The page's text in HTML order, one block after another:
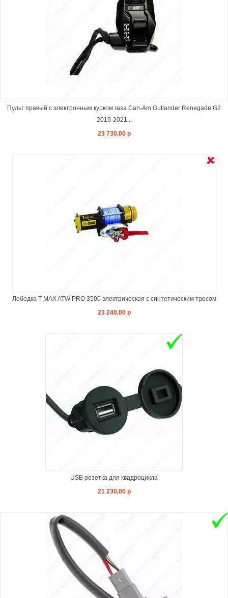
Пульт правый с электронным курком газа Can-Am Outlander Renegade G2
2019-2021...
23 730,00 р
Лебедка T-MAX ATW PRO 3500 электрическая с синтетическим тросом
23 240,00 р
USB розетка для квадроцикла
21 230,00 р